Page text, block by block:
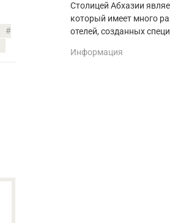
Столицей Абхазии
который имеет много
отелей, созданных
Информация